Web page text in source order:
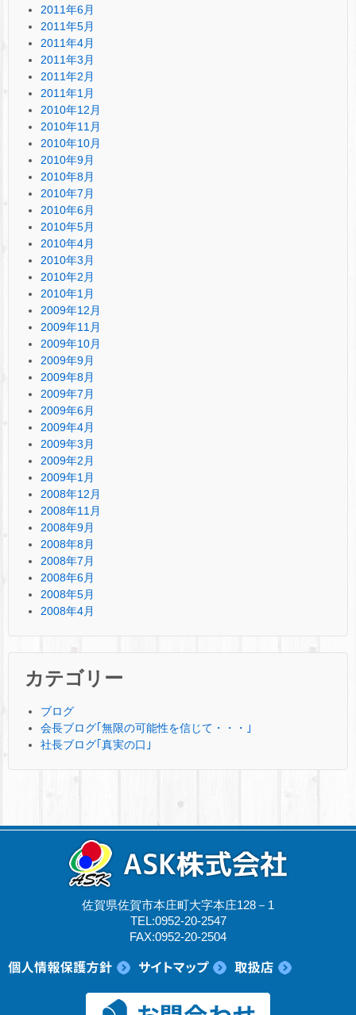
2011年6月
2011年5月
2011年4月
2011年3月
2011年2月
2011年1月
2010年12月
2010年11月
2010年10月
2010年9月
2010年8月
2010年7月
2010年6月
2010年5月
2010年4月
2010年3月
2010年2月
2010年1月
2009年12月
2009年11月
2009年10月
2009年9月
2009年8月
2009年7月
2009年6月
2009年4月
2009年3月
2009年2月
2009年1月
2008年12月
2008年11月
2008年9月
2008年8月
2008年7月
2008年6月
2008年5月
2008年4月
カテゴリー
ブログ
会長ブログ｢無限の可能性を信じて・・・｣
社長ブログ｢真実の口｣
佐賀県佐賀市本庄町大字本庄128－1
TEL:0952-20-2547
FAX:0952-20-2504